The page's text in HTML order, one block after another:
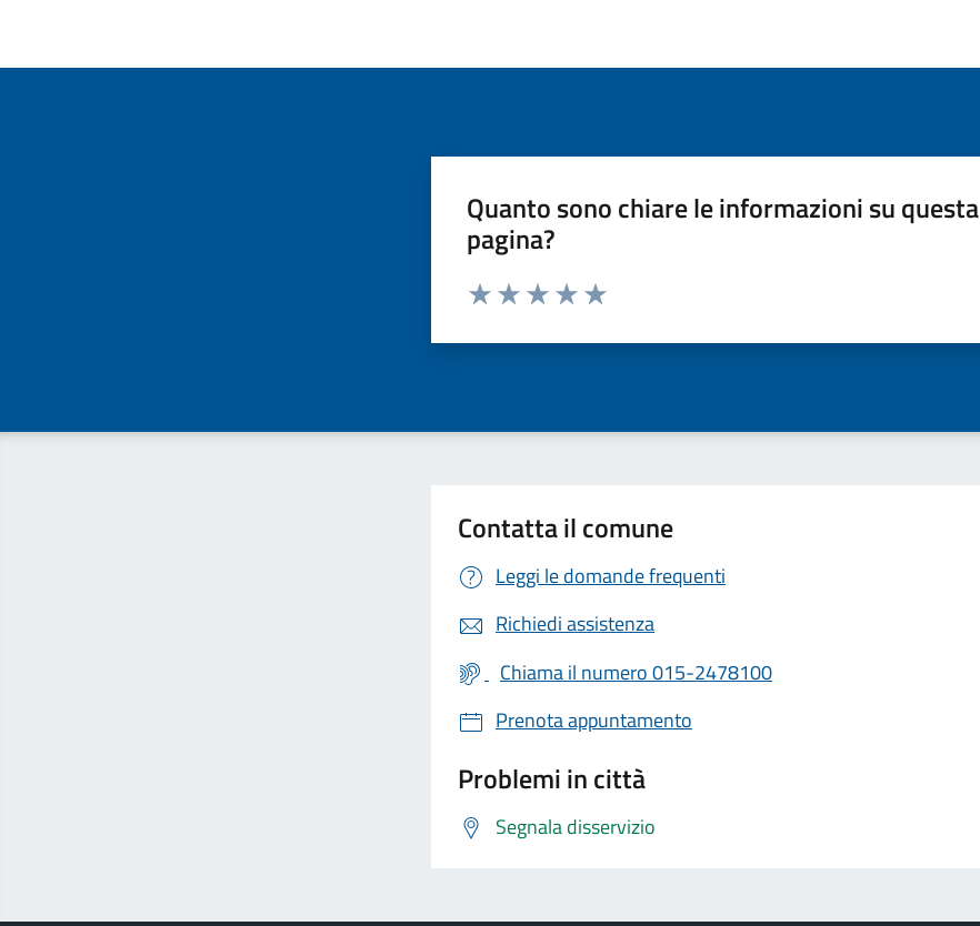
Quanto sono chiare le informazioni su questa
pagina?
Valuta da 1 a 5 stelle la pagina
Contatta il comune
Leggi le domande frequenti
Richiedi assistenza
Chiama il numero 015-2478100
Prenota appuntamento
Problemi in città
Segnala disservizio